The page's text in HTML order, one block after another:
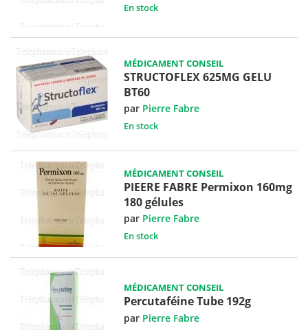
En stock
MÉDICAMENT CONSEIL
STRUCTOFLEX 625MG GELU
BT60
par Pierre Fabre
En stock
MÉDICAMENT CONSEIL
PIEERE FABRE Permixon 160mg
180 gélules
par Pierre Fabre
En stock
MÉDICAMENT CONSEIL
Percutaféine Tube 192g
par Pierre Fabre